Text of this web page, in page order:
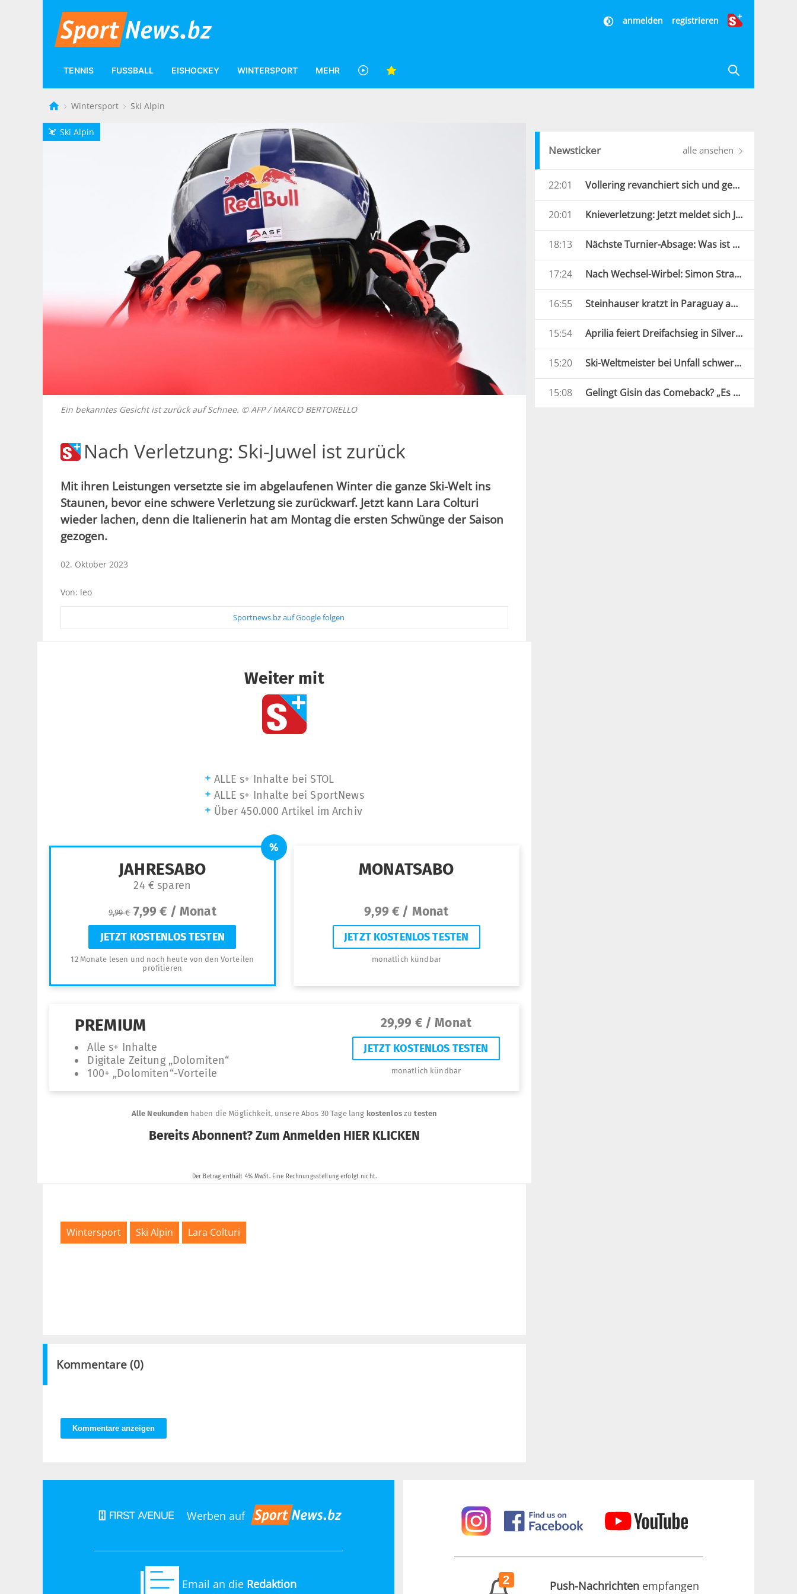
anmelden registrieren
TENNIS FUSSBALL EISHOCKEY WINTERSPORT MEHR
Wintersport Ski Alpin
L Ski Alpin
Ein bekanntes Gesicht ist zurück auf Schnee. © AFP / MARCO BERTORELLO
Nach Verletzung: Ski-Juwel ist zurück
Mit ihren Leistungen versetzte sie im abgelaufenen Winter die ganze Ski-Welt ins
Staunen, bevor eine schwere Verletzung sie zurückwarf. Jetzt kann Lara Colturi
wieder lachen, denn die Italienerin hat am Montag die ersten Schwünge der Saison
gezogen.
02. Oktober 2023
Von: leo
Sportnews.bz auf Google folgen
Wintersport Ski Alpin Lara Colturi
Kommentare (0)
Kommentare anzeigen
Newsticker alle ansehen
22:01 Vollering revanchiert sich und gewinnt Tour de France
20:01 Knieverletzung: Jetzt meldet sich Jannik Sinner
18:13 Nächste Turnier-Absage: Was ist mit Sinner los?
17:24 Nach Wechsel-Wirbel: Simon Straudi feiert Premiere
16:55 Steinhauser kratzt in Paraguay an den Top 10
15:54 Aprilia feiert Dreifachsieg in Silverstone
15:20 Ski-Weltmeister bei Unfall schwer verletzt
15:08 Gelingt Gisin das Comeback? „Es gibt drei Möglichkeiten“
Werben auf
Email an die Redaktion 2 Push-Nachrichten empfangen